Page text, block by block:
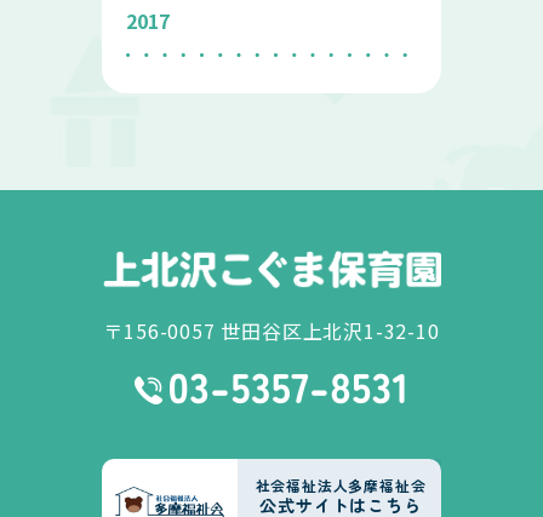
2017
〒156-0057 世田谷区上北沢1-32-10
社会福祉法人多摩福祉会
公式サイトはこちら